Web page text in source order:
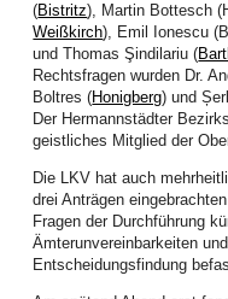
Unter der fachkundigen und
Irene Gaspar schafften es alle,
maßgeschneiderte Hosen zu
bevorstehende 50-jähriges
Teilnehmerinnen.
Frauen richteten ihren Blick auf
Wandern ein. Gottes
angereisten Teilnehmenden
bestaunen. Dass ein
Höhenunterschiede und
an jenem Samstag im April auf
Răşinari und zurück.
(Bistritz), Martin Bottesch
Weißkirch), Emil Ionescu
und Thomas Şindilariu (
Rechtsfragen wurden Dr.
Boltres (Honigberg) und
Der Hermannstädter
geistliches Mitglied der
Die LKV hat auch
drei Anträgen
Fragen der Durchführung
Ämterunvereinbarkeiten
Entscheidungsfindung